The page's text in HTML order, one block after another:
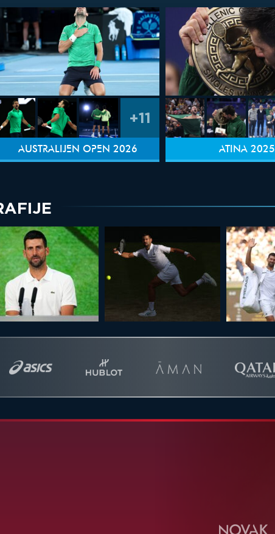
+11
AUSTRALIJEN OPEN 2026 ATINA 2025